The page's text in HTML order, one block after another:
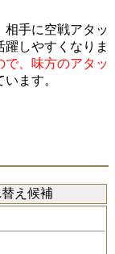
相手に空戦アタッ
しやすくなりま
で、味方のアタッ
います。
え候補